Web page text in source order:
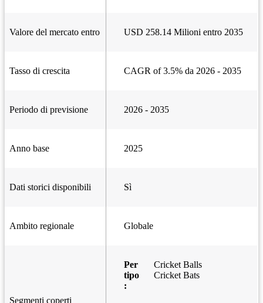
Valore del mercato entro USD 258.14 Milioni entro 2035
Tasso di crescita CAGR of 3.5% da 2026 - 2035
Periodo di previsione 2026 - 2035
Anno base 2025
Dati storici disponibili Sì
Ambito regionale Globale
Segmenti coperti
Per
tipo
:
Cricket Balls
Cricket Bats